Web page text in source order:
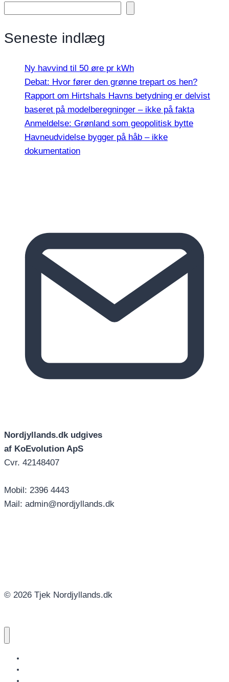
Seneste indlæg
Ny havvind til 50 øre pr kWh
Debat: Hvor fører den grønne trepart os hen?
Rapport om Hirtshals Havns betydning er delvist
baseret på modelberegninger – ikke på fakta
Anmeldelse: Grønland som geopolitisk bytte
Havneudvidelse bygger på håb – ikke
dokumentation
Nordjyllands.dk udgives
af KoEvolution ApS
Cvr. 42148407
Mobil: 2396 4443
Mail: admin@nordjyllands.dk
© 2026 Tjek Nordjyllands.dk